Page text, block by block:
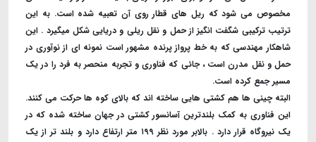
مخصوص می شود که ریل های قطار روی آن تعبیه شده است. به این
ترتیب ترکیبی شگفت انگیز از حمل و نقل ریلی و دریایی شکل میگیرد . این
شاهکار مهندسی که به خط پرواز پرنده مشهور است نمونه ای از نوآوری در
حمل و نقل مدرن است ، جائی که فناوری و تجربه منحصر به فرد را در یک
مسیر جمع کرده است.
البته چینی ها هم کشتی هایی ساخته اند که بالای کوه ها حرکت می کنند.
این فناوری به کمک بلندترین آسانسور کشتی در جهان ساخته شده که در
یک نیروگاه قرار دارد . بالابر مورد نظر ۱۹۹ متر ارتفاع دارد و بلند تر از یک